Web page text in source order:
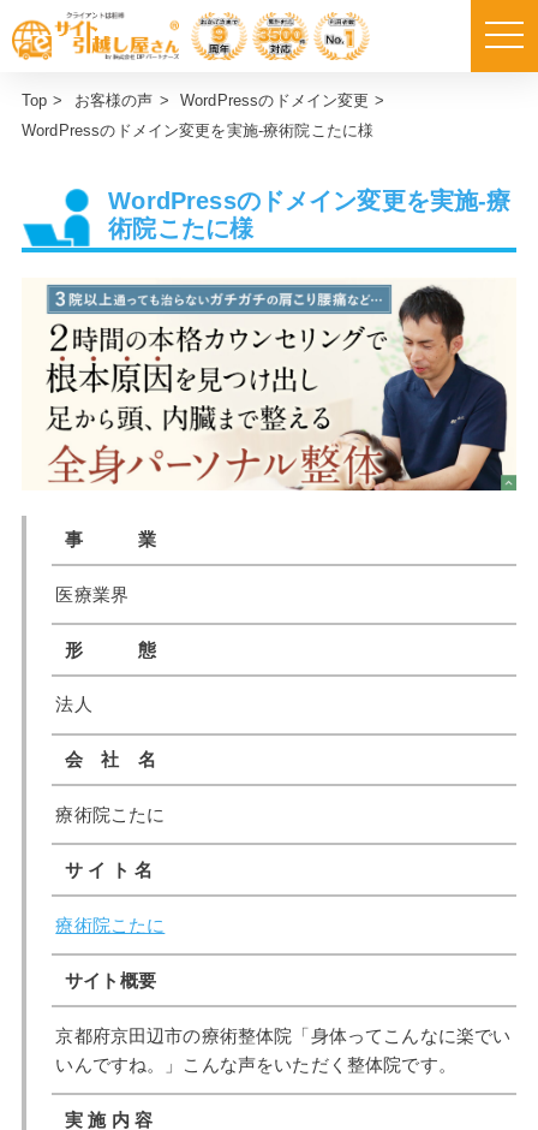
Top > お客様の声 > WordPressのドメイン変更 >
WordPressのドメイン変更を実施-療術院こたに様
WordPressのドメイン変更を実施-療
術院こたに様
事 業
医療業界
形 態
法人
会 社 名
療術院こたに
サ イ ト 名
療術院こたに
サイト概要
京都府京田辺市の療術整体院「身体ってこんなに楽でい
いんですね。」こんな声をいただく整体院です。
実 施 内 容